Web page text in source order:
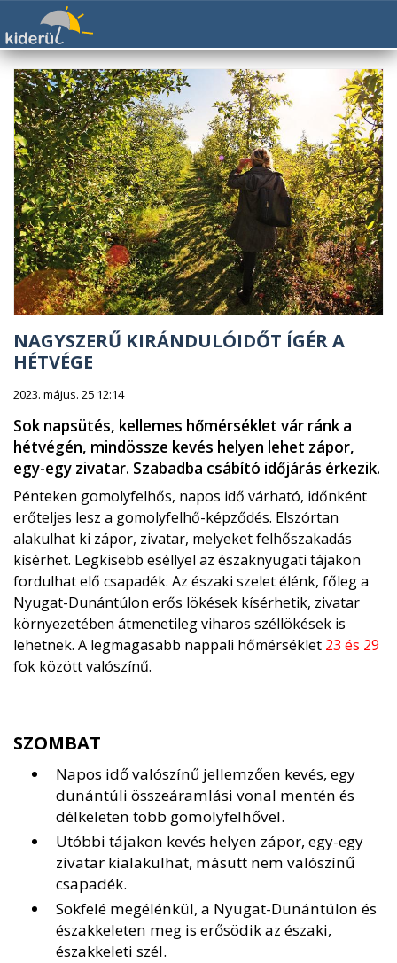
NAGYSZERŰ KIRÁNDULÓIDŐT ÍGÉR A
HÉTVÉGE
2023. május. 25 12:14
Sok napsütés, kellemes hőmérséklet vár ránk a
hétvégén, mindössze kevés helyen lehet zápor,
egy-egy zivatar. Szabadba csábító időjárás érkezik.
Pénteken gomolyfelhős, napos idő várható, időnként
erőteljes lesz a gomolyfelhő-képződés. Elszórtan
alakulhat ki zápor, zivatar, melyeket felhőszakadás
kísérhet. Legkisebb eséllyel az északnyugati tájakon
fordulhat elő csapadék. Az északi szelet élénk, főleg a
Nyugat-Dunántúlon erős lökések kísérhetik, zivatar
környezetében átmenetileg viharos széllökések is
lehetnek. A legmagasabb nappali hőmérséklet 23 és 29
fok között valószínű.
SZOMBAT
Napos idő valószínű jellemzően kevés, egy
dunántúli összeáramlási vonal mentén és
délkeleten több gomolyfelhővel.
Utóbbi tájakon kevés helyen zápor, egy-egy
zivatar kialakulhat, másutt nem valószínű
csapadék.
Sokfelé megélénkül, a Nyugat-Dunántúlon és
északkeleten meg is erősödik az északi,
északkeleti szél.